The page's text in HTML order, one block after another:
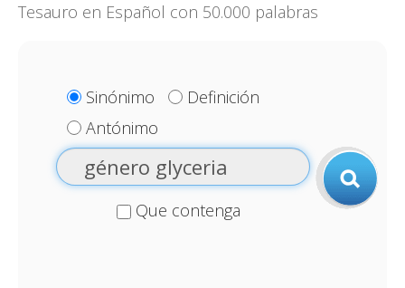
Tesauro en Español con 50.000 palabras
Sinónimo
Definición
Antónimo
Que contenga